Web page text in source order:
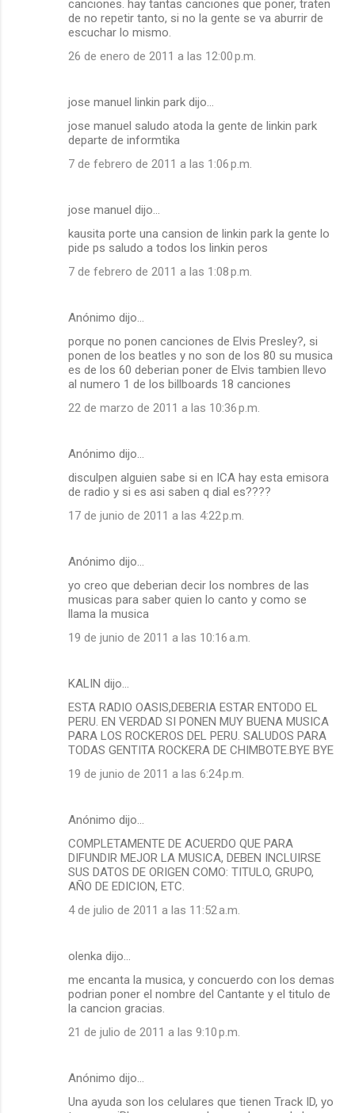
canciones. hay tantas canciones que poner, traten
de no repetir tanto, si no la gente se va aburrir de
escuchar lo mismo.
26 de enero de 2011 a las 12:00 p.m.
jose manuel linkin park dijo…
jose manuel saludo atoda la gente de linkin park
departe de informtika
7 de febrero de 2011 a las 1:06 p.m.
jose manuel dijo…
kausita porte una cansion de linkin park la gente lo
pide ps saludo a todos los linkin peros
7 de febrero de 2011 a las 1:08 p.m.
Anónimo dijo…
porque no ponen canciones de Elvis Presley?, si
ponen de los beatles y no son de los 80 su musica
es de los 60 deberian poner de Elvis tambien llevo
al numero 1 de los billboards 18 canciones
22 de marzo de 2011 a las 10:36 p.m.
Anónimo dijo…
disculpen alguien sabe si en ICA hay esta emisora
de radio y si es asi saben q dial es????
17 de junio de 2011 a las 4:22 p.m.
Anónimo dijo…
yo creo que deberian decir los nombres de las
musicas para saber quien lo canto y como se
llama la musica
19 de junio de 2011 a las 10:16 a.m.
KALIN dijo…
ESTA RADIO OASIS,DEBERIA ESTAR ENTODO EL
PERU. EN VERDAD SI PONEN MUY BUENA MUSICA
PARA LOS ROCKEROS DEL PERU. SALUDOS PARA
TODAS GENTITA ROCKERA DE CHIMBOTE.BYE BYE
19 de junio de 2011 a las 6:24 p.m.
Anónimo dijo…
COMPLETAMENTE DE ACUERDO QUE PARA
DIFUNDIR MEJOR LA MUSICA, DEBEN INCLUIRSE
SUS DATOS DE ORIGEN COMO: TITULO, GRUPO,
AÑO DE EDICION, ETC.
4 de julio de 2011 a las 11:52 a.m.
olenka dijo…
me encanta la musica, y concuerdo con los demas
podrian poner el nombre del Cantante y el titulo de
la cancion gracias.
21 de julio de 2011 a las 9:10 p.m.
Anónimo dijo…
Una ayuda son los celulares que tienen Track ID, yo